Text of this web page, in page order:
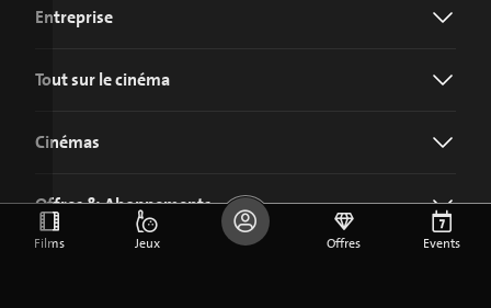
Entreprise
Tout sur le cinéma
Cinémas
Offres & Abonnements
Films Jeux Offres Events